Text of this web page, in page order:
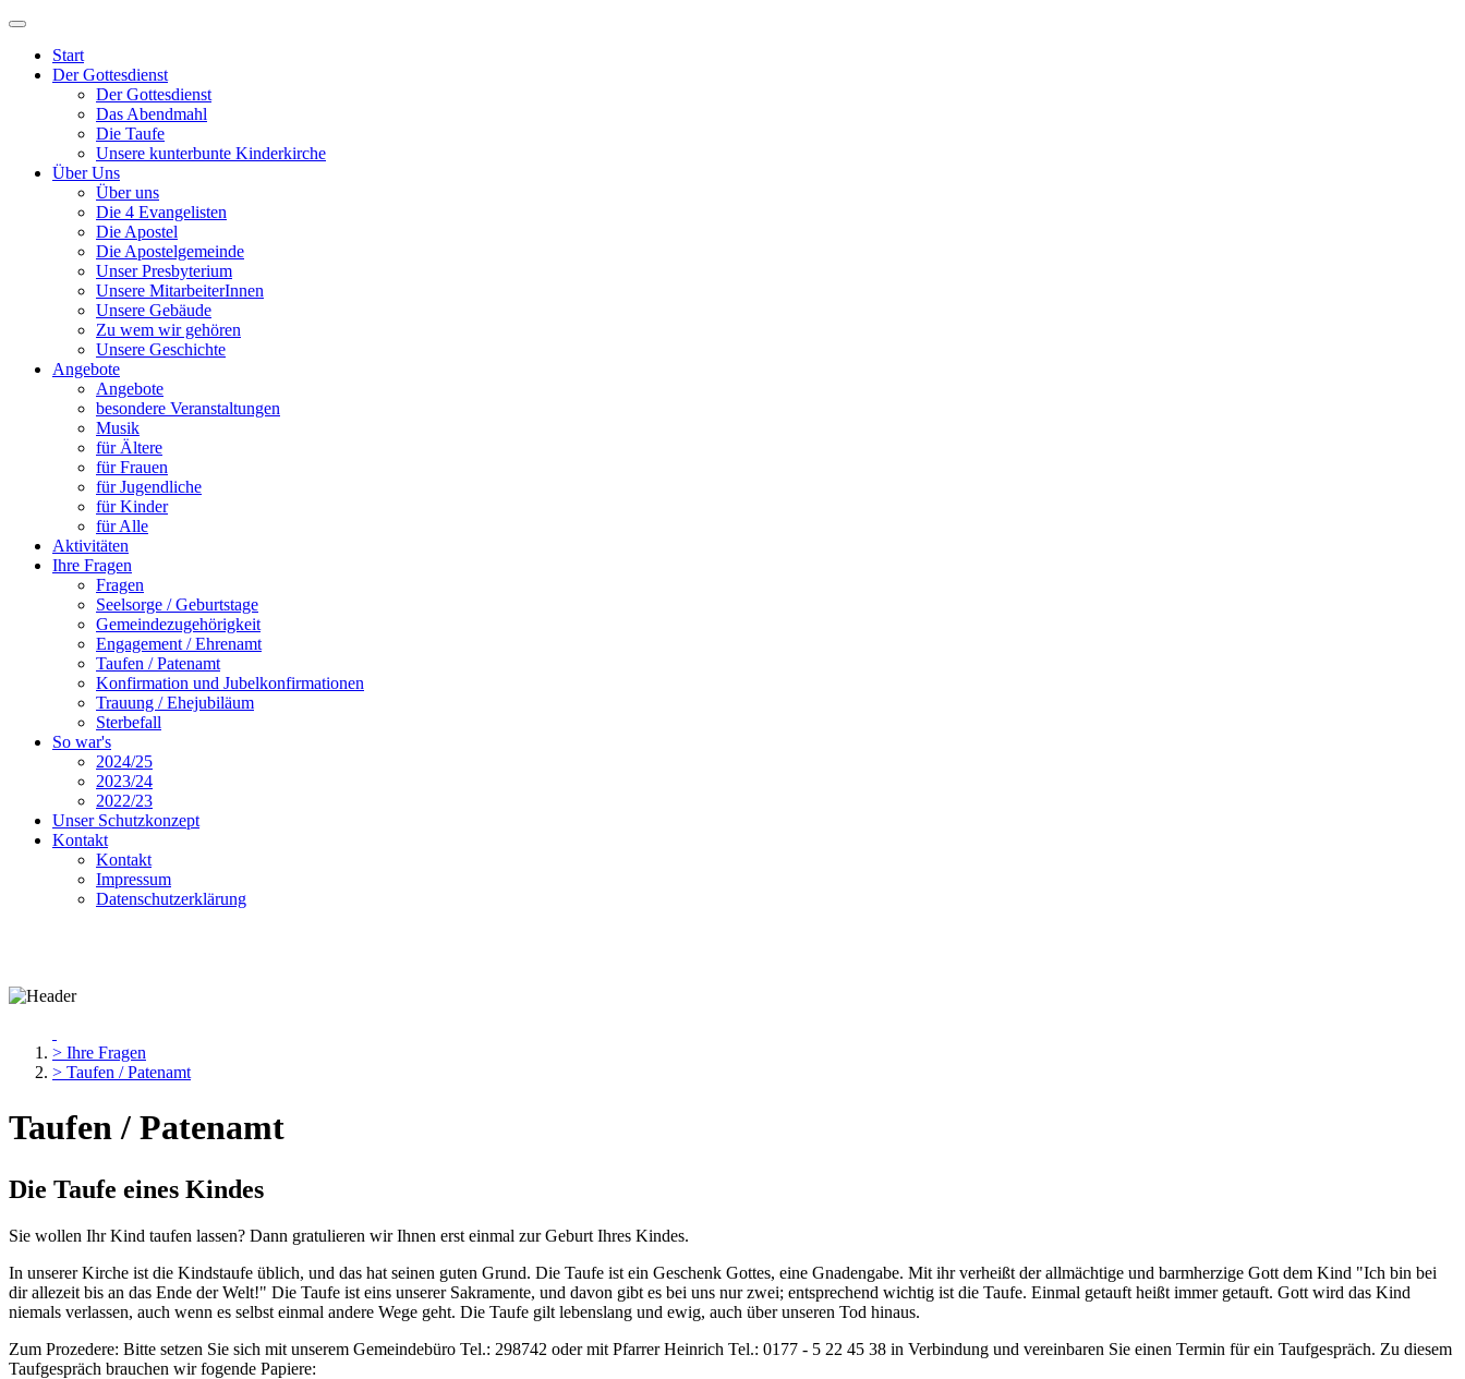
Start
Der Gottesdienst
Der Gottesdienst
Das Abendmahl
Die Taufe
Unsere kunterbunte Kinderkirche
Über Uns
Über uns
Die 4 Evangelisten
Die Apostel
Die Apostelgemeinde
Unser Presbyterium
Unsere MitarbeiterInnen
Unsere Gebäude
Zu wem wir gehören
Unsere Geschichte
Angebote
Angebote
besondere Veranstaltungen
Musik
für Ältere
für Frauen
für Jugendliche
für Kinder
für Alle
Aktivitäten
Ihre Fragen
Fragen
Seelsorge / Geburtstage
Gemeindezugehörigkeit
Engagement / Ehrenamt
Taufen / Patenamt
Konfirmation und Jubelkonfirmationen
Trauung / Ehejubiläum
Sterbefall
So war's
2024/25
2023/24
2022/23
Unser Schutzkonzept
Kontakt
Kontakt
Impressum
Datenschutzerklärung
> Ihre Fragen
> Taufen / Patenamt
Taufen / Patenamt
Die Taufe eines Kindes
Sie wollen Ihr Kind taufen lassen? Dann gratulieren wir Ihnen erst einmal zur Geburt Ihres Kindes.
In unserer Kirche ist die Kindstaufe üblich, und das hat seinen guten Grund. Die Taufe ist ein Geschenk Gottes, eine Gnadengabe. Mit ihr verheißt der allmächtige und barmherzige Gott dem Kind "Ich bin bei
dir allezeit bis an das Ende der Welt!" Die Taufe ist eins unserer Sakramente, und davon gibt es bei uns nur zwei; entsprechend wichtig ist die Taufe. Einmal getauft heißt immer getauft. Gott wird das Kind
niemals verlassen, auch wenn es selbst einmal andere Wege geht. Die Taufe gilt lebenslang und ewig, auch über unseren Tod hinaus.
Zum Prozedere: Bitte setzen Sie sich mit unserem Gemeindebüro Tel.: 298742 oder mit Pfarrer Heinrich Tel.: 0177 - 5 22 45 38 in Verbindung und vereinbaren Sie einen Termin für ein Taufgespräch. Zu diesem
Taufgespräch brauchen wir fogende Papiere: